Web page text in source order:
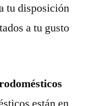
tu disposición
a tu gusto